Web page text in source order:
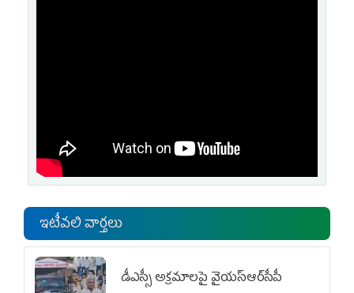
ఇటీవలి వార్తలు
డీఎస్సీ అక్రమాలపై వైయ‌స్ఆర్‌సీపీ